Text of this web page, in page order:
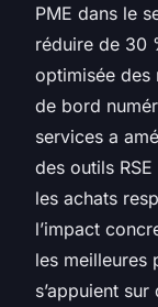
PME dans le
réduire de 30
optimisée des
de bord
services a
des outils
les achats
l’impact
les meilleures
s’appuient